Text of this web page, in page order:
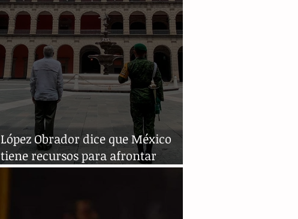
López Obrador dice que México
tiene recursos para afrontar
pandemia en 2020